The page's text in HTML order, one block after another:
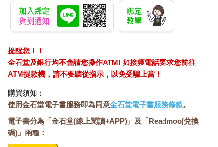
提醒您！！
金石堂及銀行均不會請您操作ATM! 如接獲電話要求您前往
ATM提款機，請不要聽從指示，以免受騙上當！
購買須知：
使用金石堂電子書服務即為同意金石堂電子書服務條款。
電子書分為「金石堂(線上閱讀+APP)」及「Readmoo(兌換
碼)」兩種：